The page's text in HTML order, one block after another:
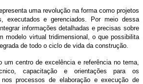
uma revolução na forma como projetos
executados e gerenciados. Por meio dessa
informações detalhadas e precisas sobre
modelo virtual tridimensional, o que possibilita
de todo o ciclo de vida da construção.
um centro de excelência e referência no tema,
capacitação e orientações para os
processos de elaboração e execução de